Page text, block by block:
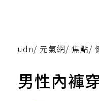
udn/ 元氣網/ 焦點/
男性內褲